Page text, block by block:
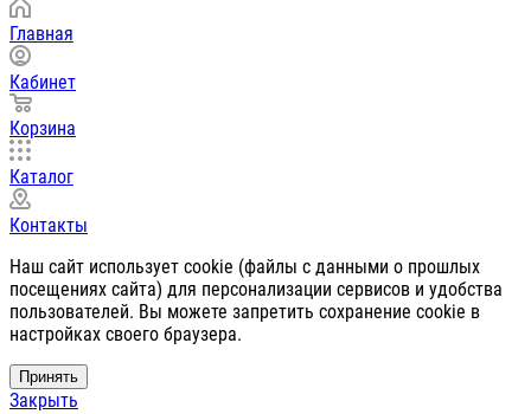
Главная
Кабинет
Корзина
Каталог
Контакты
Наш сайт использует cookie (файлы с данными о прошлых
посещениях сайта) для персонализации сервисов и удобства
пользователей. Вы можете запретить сохранение cookie в
настройках своего браузера.
Принять
Закрыть